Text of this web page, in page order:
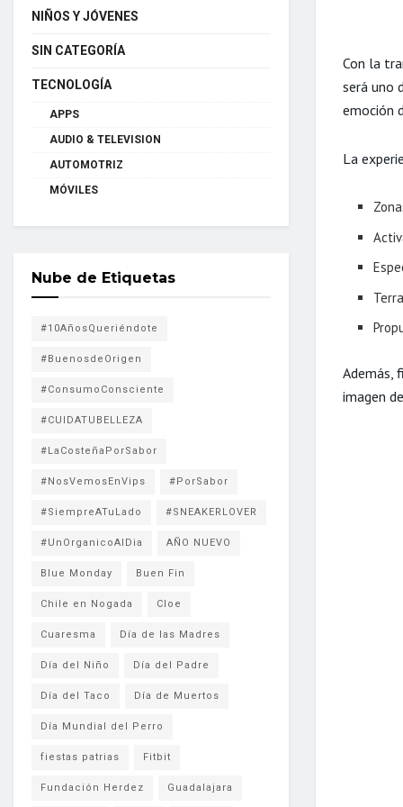
Con la
será uno
emoción
La
Además,
imagen
NIÑOS Y JÓVENES
SIN CATEGORÍA
TECNOLOGÍA
APPS
AUDIO & TELEVISION
AUTOMOTRIZ
MÓVILES
Nube de Etiquetas
#10AñosQueriéndote
#BuenosdeOrigen
#ConsumoConsciente
#CUIDATUBELLEZA
#LaCosteñaPorSabor
#NosVemosEnVips #PorSabor
#SiempreATuLado #SNEAKERLOVER
#UnOrganicoAlDia AÑO NUEVO
Blue Monday Buen Fin
Chile en Nogada Cloe
Cuaresma Día de las Madres
Día del Niño Día del Padre
Día del Taco Día de Muertos
Día Mundial del Perro
fiestas patrias Fitbit
Fundación Herdez Guadalajara